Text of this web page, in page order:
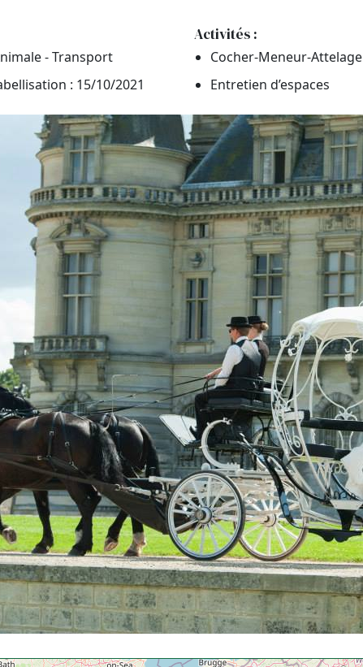
- Transport
: 15/10/2021
Activités :
Cocher-Meneur-Attelage
Entretien d’espaces